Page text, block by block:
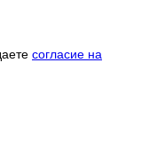
согласие на